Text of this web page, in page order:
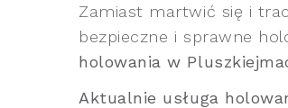
Zamiast martwić się i
bezpieczne i sprawne
holowania w
Aktualnie usługa